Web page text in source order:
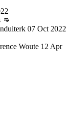
👊
07 Oct 2022
Woute 12 Apr